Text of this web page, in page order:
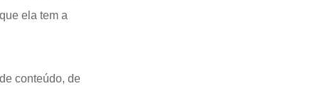
ela tem a
conteúdo, de